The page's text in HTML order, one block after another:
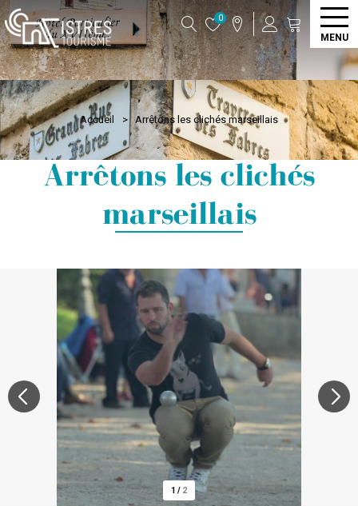
0
MENU
Accueil > Arrêtons les clichés marseillais
Arrêtons les clichés
marseillais
1 / 2